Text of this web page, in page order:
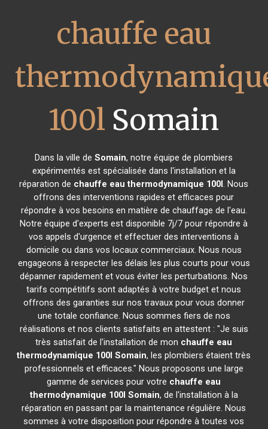
chauffe eau
100l Somain
Dans la ville deSomain, notre équipe de plombiers
expérimentés est spécialisée dans l'installation et la
réparation de chauffe eau thermodynamique 100l. Nous
offrons des interventions rapides et efficaces pour
répondre à vos besoins en matière de chauffage de l'eau.
Notre équipe d'experts est disponible 7j/7 pour répondre à
vos appels d'urgence et effectuer des interventions à
domicile ou dans vos locaux commerciaux. Nous nous
engageons à respecter les délais les plus courts pour vous
dépanner rapidement et vous éviter les perturbations. Nos
tarifs compétitifs sont adaptés à votre budget et nous
offrons des garanties sur nos travaux pour vous donner
une totale confiance. Nous sommes fiers de nos
réalisations et nos clients satisfaits en attestent : "Je suis
très satisfait de l'installation de mon chauffe eau
thermodynamique 100l Somain, les plombiers étaient très
professionnels et efficaces." Nous proposons une large
gamme de services pour votre chauffe eau
thermodynamique 100l Somain, de l'installation à la
réparation en passant par la maintenance régulière. Nous
sommes à votre disposition pour répondre à toutes vos